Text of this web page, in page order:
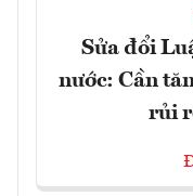
Sửa đổi
nước: Cần
rủi